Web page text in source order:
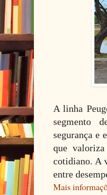
A linha
segmento
segurança e
que
cotidiano. A
entre
Mais